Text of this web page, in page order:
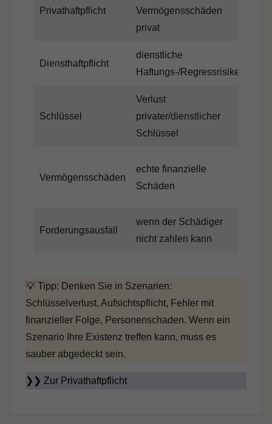
Privathaftpflicht
Vermögensschäden
privat
Diensthaftpflicht
dienstliche
Haftungs-/Regressrisiken
Schlüssel
Verlust
privater/dienstlicher
Schlüssel
Vermögensschäden
echte finanzielle
Schäden
Forderungsausfall
wenn der Schädiger
nicht zahlen kann
💡 Tipp: Denken Sie in Szenarien:
Schlüsselverlust, Aufsichtspflicht, Fehler mit
finanzieller Folge, Personenschaden. Wenn ein
Szenario Ihre Existenz treffen kann, muss es
sauber abgedeckt sein.
❯❯ Zur Privathaftpflicht